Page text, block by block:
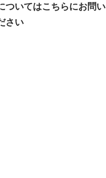
ついてはこちらにお問い
さい